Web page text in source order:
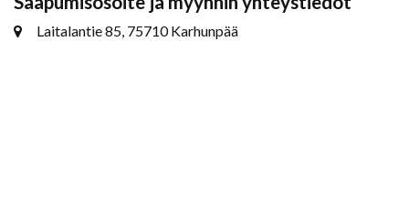
Laitalantie 85, 75710 Karhunpää